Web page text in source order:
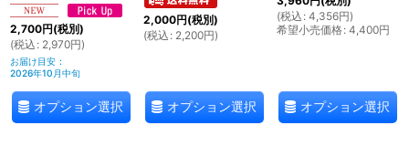
2,700円(税別)
(税込 : 2,970円)
お届け目安 :
2026年10月中旬
オプション選択
2,000円(税別)
(税込 : 2,200円)
オプション選択
(税込 : 4,356円)
希望小売価格: 4,400円
オプション選択